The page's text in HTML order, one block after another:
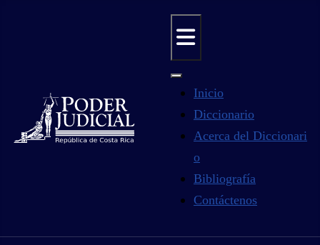
Inicio
Diccionario
Acerca del Diccionari
o
Bibliografía
Contáctenos